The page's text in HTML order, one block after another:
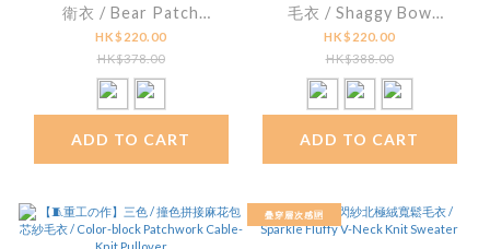
衛衣 / Bear Patch
Embroidered Scuba Knit
Hoodie
HK$220.00
HK$378.00
ADD TO CART
毛衣 / Shaggy Bow
Asymmetric Off Shoulder
Knitwear
HK$220.00
HK$388.00
ADD TO CART
疊穿層次感🆙